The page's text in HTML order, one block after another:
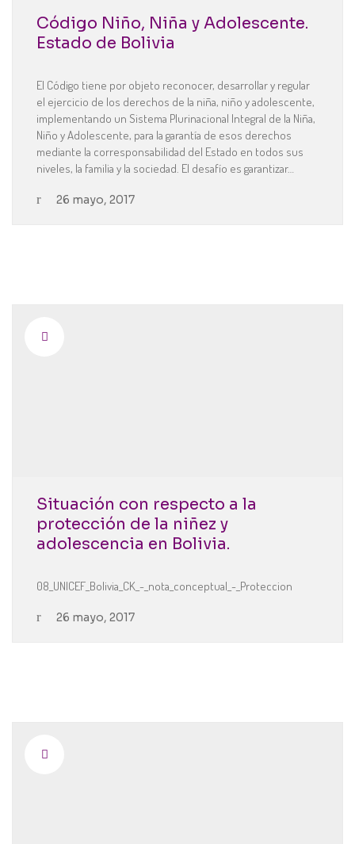
Código Niño, Niña y Adolescente.
Estado de Bolivia
El Código tiene por objeto reconocer, desarrollar y regular
el ejercicio de los derechos de la niña, niño y adolescente,
implementando un Sistema Plurinacional Integral de la Niña,
Niño y Adolescente, para la garantía de esos derechos
mediante la corresponsabilidad del Estado en todos sus
niveles, la familia y la sociedad. El desafío es garantizar…
26 mayo, 2017
Situación con respecto a la
protección de la niñez y
adolescencia en Bolivia.
08_UNICEF_Bolivia_CK_-_nota_conceptual_-_Proteccion
26 mayo, 2017